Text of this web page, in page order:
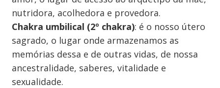
nutridora, acolhedora e provedora.
Chakra umbilical (2º chakra): é o nosso útero
sagrado, o lugar onde armazenamos as
memórias dessa e de outras vidas, de nossa
ancestralidade, saberes, vitalidade e
sexualidade.